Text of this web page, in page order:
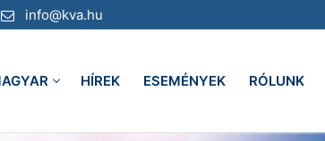
info@kva.hu
HÍREK ESEMÉNYEK RÓLUNK